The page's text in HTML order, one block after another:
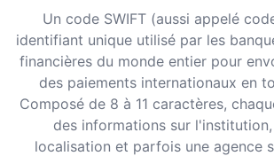
Un code SWIFT (aussi appelé
identifiant unique utilisé par les
financières du monde entier pour
des paiements internationaux en
Composé de 8 à 11 caractères,
des informations sur
localisation et parfois une agence